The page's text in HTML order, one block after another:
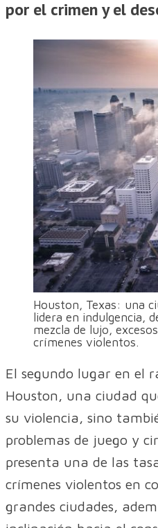
por el crimen y el
Houston, Texas: una
lidera en indulgencia,
mezcla de lujo,
crímenes violentos.
El segundo lugar en el
Houston, una ciudad
su violencia, sino
problemas de juego y
presenta una de las
crímenes violentos en
grandes ciudades,